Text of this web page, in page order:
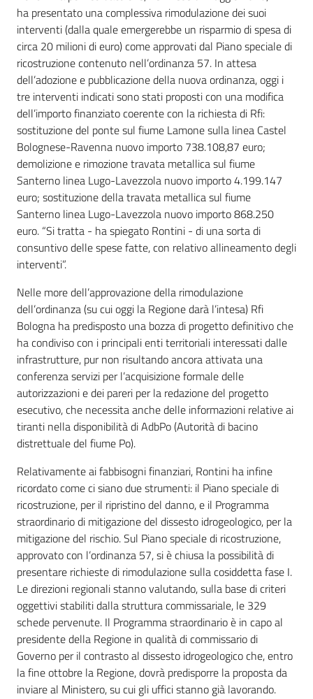
ha presentato una complessiva rimodulazione dei suoi
interventi (dalla quale emergerebbe un risparmio di spesa di
circa 20 milioni di euro) come approvati dal Piano speciale di
ricostruzione contenuto nell’ordinanza 57. In attesa
dell’adozione e pubblicazione della nuova ordinanza, oggi i
tre interventi indicati sono stati proposti con una modifica
dell’importo finanziato coerente con la richiesta di Rfi:
sostituzione del ponte sul fiume Lamone sulla linea Castel
Bolognese-Ravenna nuovo importo 738.108,87 euro;
demolizione e rimozione travata metallica sul fiume
Santerno linea Lugo-Lavezzola nuovo importo 4.199.147
euro; sostituzione della travata metallica sul fiume
Santerno linea Lugo-Lavezzola nuovo importo 868.250
euro. “Si tratta - ha spiegato Rontini - di una sorta di
consuntivo delle spese fatte, con relativo allineamento degli
interventi”.
Nelle more dell’approvazione della rimodulazione
dell’ordinanza (su cui oggi la Regione darà l’intesa) Rfi
Bologna ha predisposto una bozza di progetto definitivo che
ha condiviso con i principali enti territoriali interessati dalle
infrastrutture, pur non risultando ancora attivata una
conferenza servizi per l’acquisizione formale delle
autorizzazioni e dei pareri per la redazione del progetto
esecutivo, che necessita anche delle informazioni relative ai
tiranti nella disponibilità di AdbPo (Autorità di bacino
distrettuale del fiume Po).
Relativamente ai fabbisogni finanziari, Rontini ha infine
ricordato come ci siano due strumenti: il Piano speciale di
ricostruzione, per il ripristino del danno, e il Programma
straordinario di mitigazione del dissesto idrogeologico, per la
mitigazione del rischio. Sul Piano speciale di ricostruzione,
approvato con l’ordinanza 57, si è chiusa la possibilità di
presentare richieste di rimodulazione sulla cosiddetta fase I.
Le direzioni regionali stanno valutando, sulla base di criteri
oggettivi stabiliti dalla struttura commissariale, le 329
schede pervenute. Il Programma straordinario è in capo al
presidente della Regione in qualità di commissario di
Governo per il contrasto al dissesto idrogeologico che, entro
la fine ottobre la Regione, dovrà predisporre la proposta da
inviare al Ministero, su cui gli uffici stanno già lavorando.